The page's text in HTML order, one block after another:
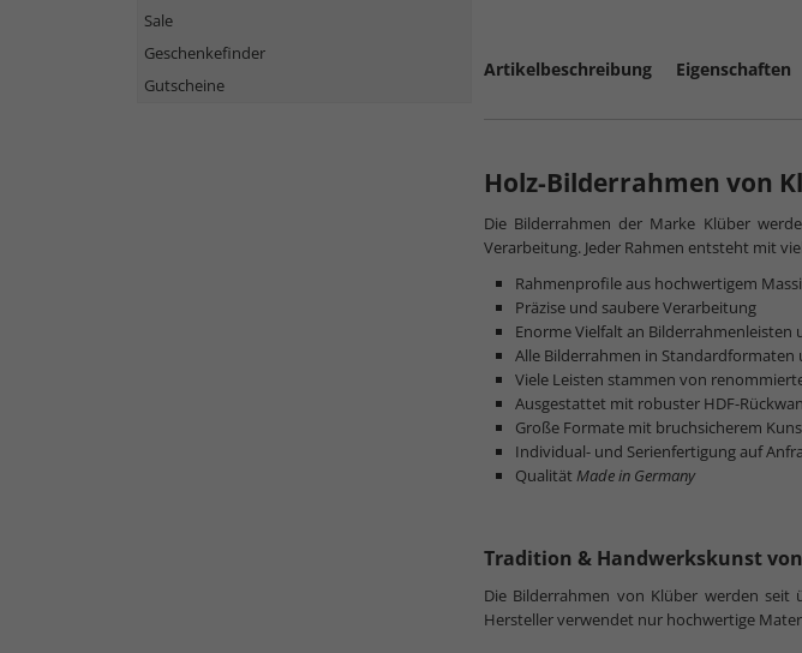
Artikelbeschreibung Eigenschaften
Holz-Bilderrahmen von
Die Bilderrahmen der Marke Klüber
Verarbeitung. Jeder Rahmen entsteht mit
Rahmenprofile aus hochwertigem
Präzise und saubere Verarbeitung
Enorme Vielfalt an Bilderrahmenleisten
Alle Bilderrahmen in
Viele Leisten stammen von
Ausgestattet mit robuster HDF-
Große Formate mit bruchsicherem
Individual- und Serienfertigung auf
Qualität Made in Germany
Tradition & Handwerkskunst
Die Bilderrahmen von Klüber werden
Hersteller verwendet nur hochwertige
Sale
Geschenkefinder
Gutscheine